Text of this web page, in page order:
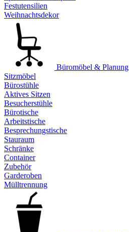
Festutensilien
Weihnachtsdekor
Büromöbel & Planung
Sitzmöbel
Bürostühle
Aktives Sitzen
Besucherstühle
Bürotische
Arbeitstische
Besprechungstische
Stauraum
Schränke
Container
Zubehör
Garderoben
Mülltrennung